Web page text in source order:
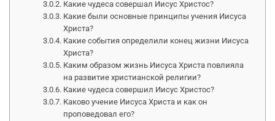
Какие чудеса совершал Иисус Христос?
Какие были основные принципы учения Иисуса
Христа?
Какие события определили конец жизни Иисуса
Христа?
Каким образом жизнь Иисуса Христа повлияла
на развитие христианской религии?
Какие чудеса совершил Иисус Христос?
Каково учение Иисуса Христа и как он
проповедовал его?